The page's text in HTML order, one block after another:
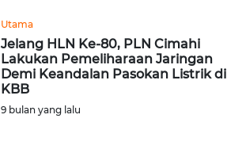
Utama
Jelang HLN Ke-80, PLN Cimahi
Lakukan Pemeliharaan Jaringan
Demi Keandalan Pasokan Listrik di
KBB
9 bulan yang lalu